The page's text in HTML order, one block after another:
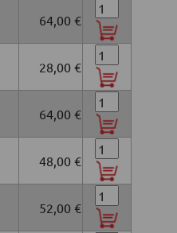
64,00 €
28,00 €
64,00 €
48,00 €
52,00 €